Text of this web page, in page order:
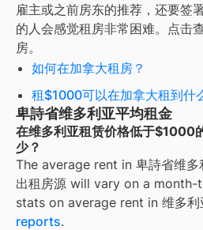
雇主或之前房东的推荐，还要签
的人会感觉租房非常困难。点击
房。
如何在加拿大租房？
租$1000可以在加拿大租到什
卑詩省维多利亚平均租金
在维多利亚租赁价格低于$1000
少？
The average rent in 卑詩省维多
出租房源 will vary on a month-
stats on average rent in 维多利
reports.